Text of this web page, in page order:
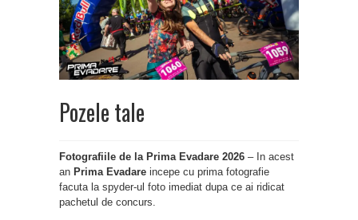
Pozele tale
Fotografiile de la Prima Evadare 2026 – In acest
an Prima Evadare incepe cu prima fotografie
facuta la spyder-ul foto imediat dupa ce ai ridicat
pachetul de concurs.